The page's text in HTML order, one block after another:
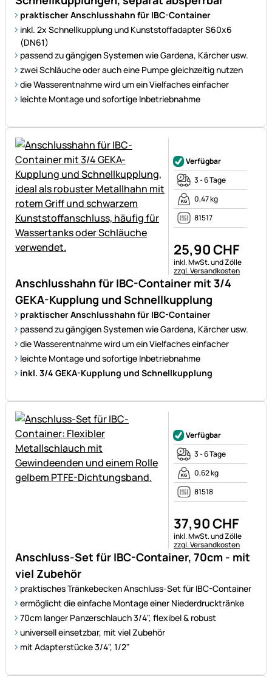
praktischer Anschlusshahn für IBC-Container
inkl. 2x Schnellkupplung und Kunststoffadapter S60x6
(DN61)
passend zu gängigen Systemen wie Gardena, Kärcher usw.
zwei Schläuche oder auch eine Pumpe gleichzeitig nutzen
die Wasserentnahme wird um ein Vielfaches einfacher
leichte Montage und sofortige Inbetriebnahme
Anschlusshahn für IBC-Container mit 3/4
GEKA-Kupplung und Schnellkupplung
praktischer Anschlusshahn für IBC-Container
passend zu gängigen Systemen wie Gardena, Kärcher usw.
die Wasserentnahme wird um ein Vielfaches einfacher
leichte Montage und sofortige Inbetriebnahme
inkl. 3/4 GEKA-Kupplung und Schnellkupplung
Verfügbar
3 - 6 Tage
0,47 kg
81517
25,90CHF
Steuerhinweis:
inkl. MwSt. und Zölle
zzgl. Versandkosten
Anschluss-Set für IBC-Container, 70cm - mit
viel Zubehör
praktisches Tränkebecken Anschluss-Set für IBC-Container
ermöglicht die einfache Montage einer Niederdrucktränke
70cm langer Panzerschlauch 3/4", flexibel & robust
universell einsetzbar, mit viel Zubehör
mit Adapterstücke 3/4", 1/2"
Verfügbar
3 - 6 Tage
0,62 kg
81518
37,90CHF
Steuerhinweis:
inkl. MwSt. und Zölle
zzgl. Versandkosten